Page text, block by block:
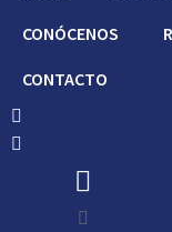
CONÓCENOS
CONTACTO